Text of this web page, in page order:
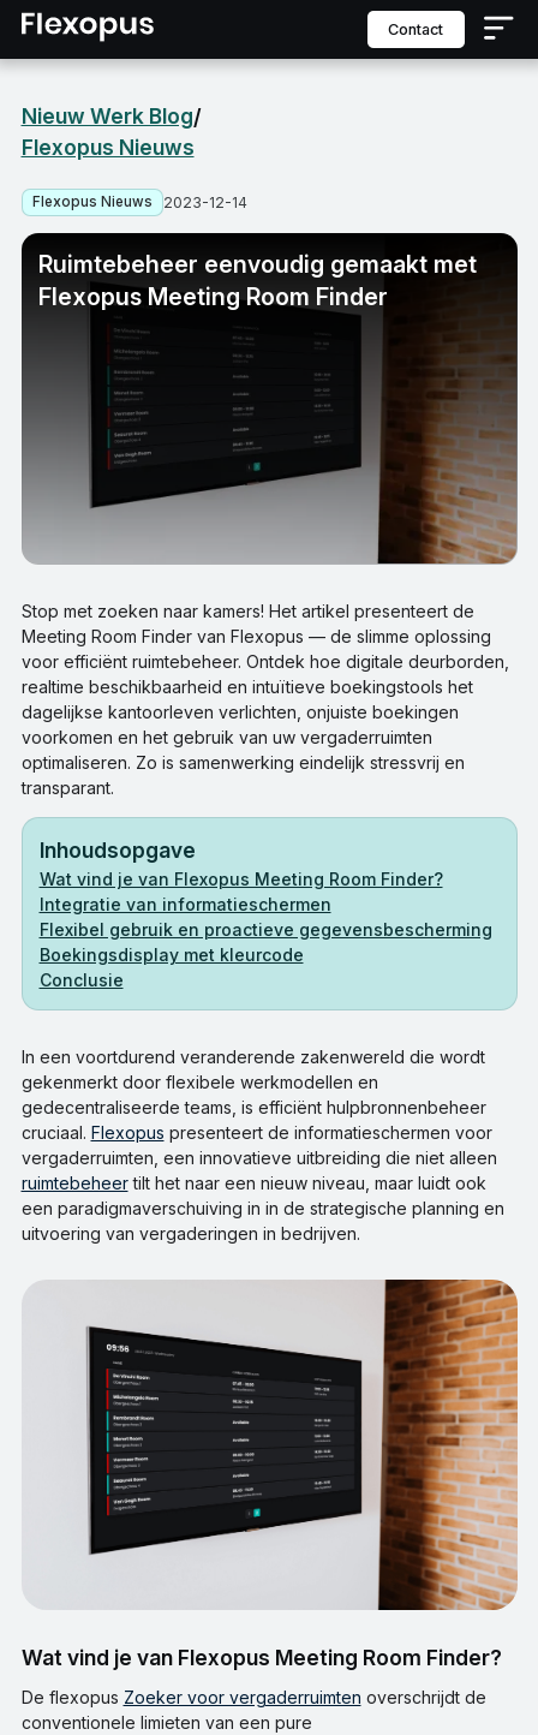
contact
Nieuw Werk Blog/
Flexopus Nieuws
Flexopus Nieuws 2023-12-14
Ruimtebeheer eenvoudig gemaakt met
Flexopus Meeting Room Finder
Stop met zoeken naar kamers! Het artikel presenteert de
Meeting Room Finder van Flexopus — de slimme oplossing
voor efficiënt ruimtebeheer. Ontdek hoe digitale deurborden,
realtime beschikbaarheid en intuïtieve boekingstools het
dagelijkse kantoorleven verlichten, onjuiste boekingen
voorkomen en het gebruik van uw vergaderruimten
optimaliseren. Zo is samenwerking eindelijk stressvrij en
transparant.
Inhoudsopgave
Wat vind je van Flexopus Meeting Room Finder?
Integratie van informatieschermen
Flexibel gebruik en proactieve gegevensbescherming
Boekingsdisplay met kleurcode
Conclusie
In een voortdurend veranderende zakenwereld die wordt
gekenmerkt door flexibele werkmodellen en
gedecentraliseerde teams, is efficiënt hulpbronnenbeheer
cruciaal. Flexopus presenteert de informatieschermen voor
vergaderruimten, een innovatieve uitbreiding die niet alleen
ruimtebeheertilt het naar een nieuw niveau, maar luidt ook
een paradigmaverschuiving in in de strategische planning en
uitvoering van vergaderingen in bedrijven.
Wat vind je van Flexopus Meeting Room Finder?
De flexopus Zoeker voor vergaderruimten overschrijdt de
conventionele limieten van een pure